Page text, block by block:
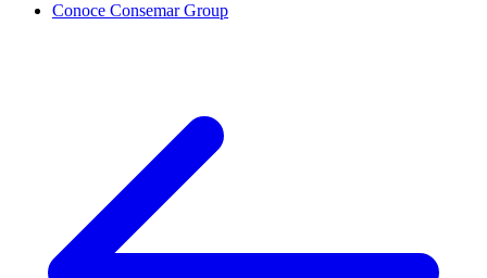
Conoce Consemar Group